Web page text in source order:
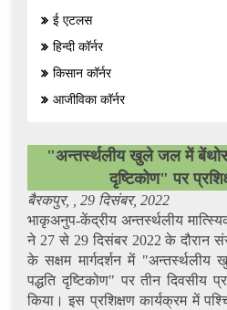
ई एटलस
हिन्दी कॉर्नर
किसान कॉर्नर
आजीविका कॉर्नर
"अन्तर्स्थलीय खुले जल में बेंथोस
दृष्टिकोण" पर
बैरकपुर, , 29 दिसंबर, 2022
भाकृअनुप-केंद्रीय अन्तर्स्थलीय
ने 27 से 29 दिसंबर 2022 के दौरान
के सक्षम मार्गदर्शन में
पद्धति दृष्टिकोण" पर तीन दिवसीय
किया। इस प्रशिक्षण कार्यक्रम में